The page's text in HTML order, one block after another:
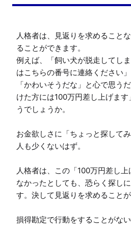
人格者は、見返りを求めること
ることができます。
例えば、「飼い犬が脱走してし
はこちらの番号に連絡ください
「かわいそうだな」と心で思う
けた方には100万円差し上げま
うでしょうか。
お金欲しさに「ちょっと探して
人も少くないはず。
人格者は、この「100万円差し
なかったとしても、恐らく探し
す。決して見返りを求めることが
損得勘定で行動をすることがない